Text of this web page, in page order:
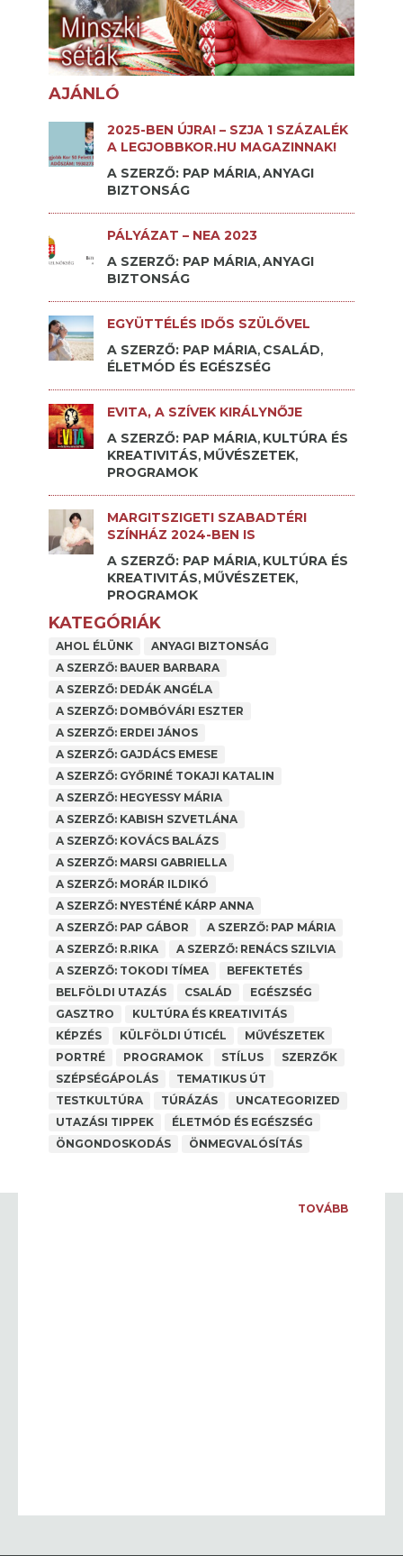
AJÁNLÓ
2025-BEN ÚJRA! – SZJA 1 SZÁZALÉK
A LEGJOBBKOR.HU MAGAZINNAK!
A SZERZŐ: PAP MÁRIA, ANYAGI
BIZTONSÁG
PÁLYÁZAT – NEA 2023
A SZERZŐ: PAP MÁRIA, ANYAGI
BIZTONSÁG
EGYÜTTÉLÉS IDŐS SZÜLŐVEL
A SZERZŐ: PAP MÁRIA, CSALÁD,
ÉLETMÓD ÉS EGÉSZSÉG
EVITA, A SZÍVEK KIRÁLYNŐJE
A SZERZŐ: PAP MÁRIA, KULTÚRA ÉS
KREATIVITÁS, MŰVÉSZETEK,
PROGRAMOK
MARGITSZIGETI SZABADTÉRI
SZÍNHÁZ 2024-BEN IS
A SZERZŐ: PAP MÁRIA, KULTÚRA ÉS
KREATIVITÁS, MŰVÉSZETEK,
PROGRAMOK
KATEGÓRIÁK
AHOL ÉLÜNK
ANYAGI BIZTONSÁG
A SZERZŐ: BAUER BARBARA
A SZERZŐ: DEDÁK ANGÉLA
A SZERZŐ: DOMBÓVÁRI ESZTER
A SZERZŐ: ERDEI JÁNOS
A SZERZŐ: GAJDÁCS EMESE
A SZERZŐ: GYŐRINÉ TOKAJI KATALIN
A SZERZŐ: HEGYESSY MÁRIA
A SZERZŐ: KABISH SZVETLÁNA
A SZERZŐ: KOVÁCS BALÁZS
A SZERZŐ: MARSI GABRIELLA
A SZERZŐ: MORÁR ILDIKÓ
A SZERZŐ: NYESTÉNÉ KÁRP ANNA
A SZERZŐ: PAP GÁBOR
A SZERZŐ: PAP MÁRIA
A SZERZŐ: R.RIKA
A SZERZŐ: RENÁCS SZILVIA
A SZERZŐ: TOKODI TÍMEA
BEFEKTETÉS
BELFÖLDI UTAZÁS
CSALÁD
EGÉSZSÉG
GASZTRO
KULTÚRA ÉS KREATIVITÁS
KÉPZÉS
KÜLFÖLDI ÚTICÉL
MŰVÉSZETEK
PORTRÉ
PROGRAMOK STÍLUS
SZERZŐK
SZÉPSÉGÁPOLÁS
TEMATIKUS ÚT
TESTKULTÚRA
TÚRÁZÁS
UNCATEGORIZED
UTAZÁSI TIPPEK
ÉLETMÓD ÉS EGÉSZSÉG
ÖNGONDOSKODÁS
ÖNMEGVALÓSÍTÁS
NEA PÁLYÁZAT 2025
Facebook Comments Box
TOVÁBB